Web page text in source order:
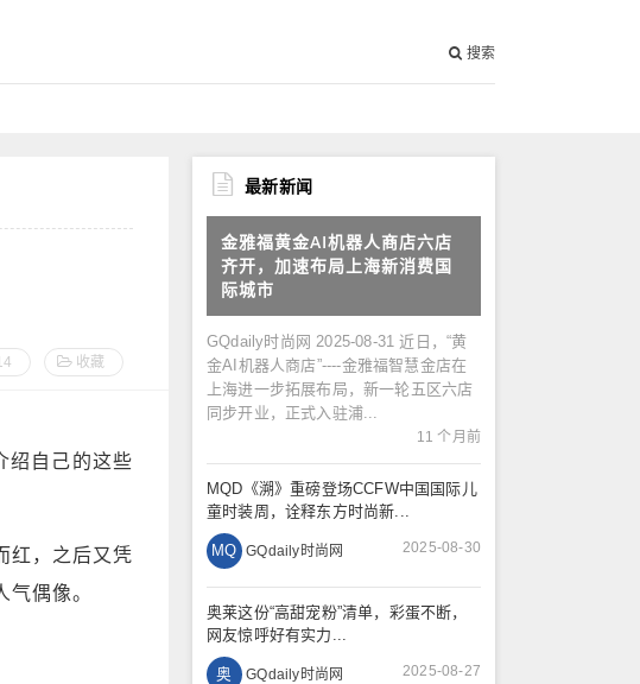
搜索
收藏
自己的这些
红，之后又凭
偶像。
最新新闻
金雅福黄金AI机器人商店六店
齐开，加速布局上海新消费国
际城市
GQdaily时尚网 2025-08-31 近日，“黄
金AI机器人商店”----金雅福智慧金店在
上海进一步拓展布局，新一轮五区六店
同步开业，正式入驻浦...
11 个月前
MQD《溯》重磅登场CCFW中国国际儿
童时装周，诠释东方时尚新...
MQ GQdaily时尚网 2025-08-30
奥莱这份“高甜宠粉”清单，彩蛋不断，
网友惊呼好有实力...
奥 GQdaily时尚网 2025-08-27